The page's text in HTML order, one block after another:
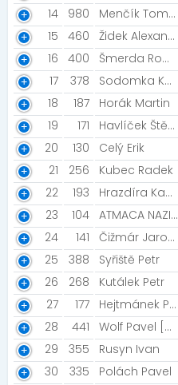
14
980 Menčík Tomáš
15
460 Židek Alexander
16
400 Šmerda Roman
17
378 Sodomka Kamil [DÁŠA2024]
18
187 Horák Martin
19
171 Havlíček Štěpán
20
130 Celý Erik
21
256 Kubec Radek
22
193 Hrazdíra Kamil
23
104 ATMACA NAZIM TUNCAY
24
141 Čižmár Jaroslav
25
388 Syřiště Petr
26
268 Kutálek Petr
27
177 Hejtmánek Petr
28
441 Wolf Pavel [CanisOvis!]
29
355 Rusyn Ivan
30
335 Polách Pavel